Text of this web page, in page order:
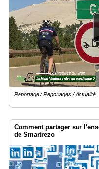
Marché
Circuit-
Court
Annuaire
Agenda
Nos
Partenaires
éditeur
administration
boutique
Reportage / Reportages / Actualité
Comment partager sur
de Smartrezo